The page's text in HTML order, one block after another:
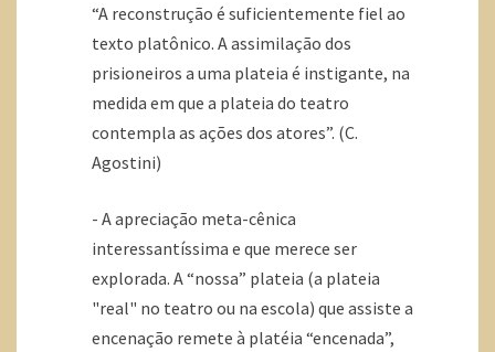
“A reconstrução é suficientemente fiel ao
texto platônico. A assimilação dos
prisioneiros a uma plateia é instigante, na
medida em que a plateia do teatro
contempla as ações dos atores”. (C.
Agostini)
- A apreciação meta-cênica
interessantíssima e que merece ser
explorada. A “nossa” plateia (a plateia
"real" no teatro ou na escola) que assiste a
encenação remete à platéia “encenada”,